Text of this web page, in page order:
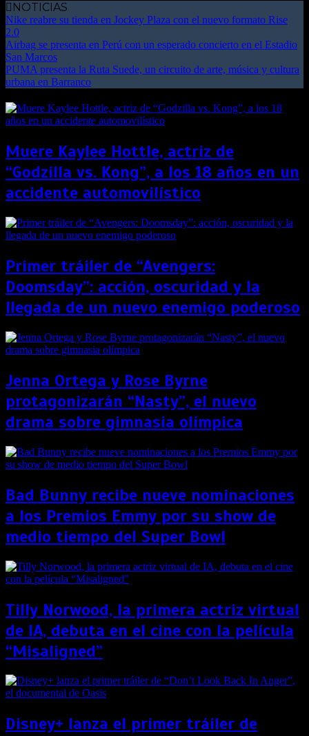
NOTICIAS
Nike reabre su tienda en Jockey Plaza con el nuevo formato Rise
2.0
Airbag se presenta en Perú con un esperado concierto en el Estadio
San Marcos
PUMA presenta la Ruta Suede, un circuito de arte, música y cultura
urbana en Barranco
Muere Kaylee Hottle, actriz de
“Godzilla vs. Kong”, a los 18 años en un
accidente automovilístico
Primer tráiler de “Avengers:
Doomsday”: acción, oscuridad y la
llegada de un nuevo enemigo poderoso
Jenna Ortega y Rose Byrne
protagonizarán “Nasty”, el nuevo
drama sobre gimnasia olímpica
Bad Bunny recibe nueve nominaciones
a los Premios Emmy por su show de
medio tiempo del Super Bowl
Tilly Norwood, la primera actriz virtual
de IA, debuta en el cine con la película
“Misaligned”
Disney+ lanza el primer tráiler de